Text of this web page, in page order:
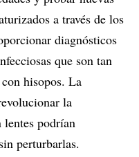
a través de los
diagnósticos
que son tan
hisopos. La
la
lentes podrían
perturbarlas.